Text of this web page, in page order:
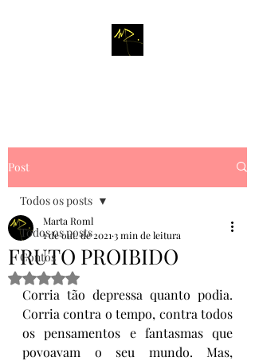
Post
Todos os posts
Contos
Todos os posts
FRUTO PROIBIDO
Marta Roml
1 de out. de 2021 3 min de leitura
Avaliado com NaN de 5 estrelas.
Corria tão depressa quanto podia.
Corria contra o tempo, contra todos
os pensamentos e fantasmas que
povoavam o seu mundo. Mas,